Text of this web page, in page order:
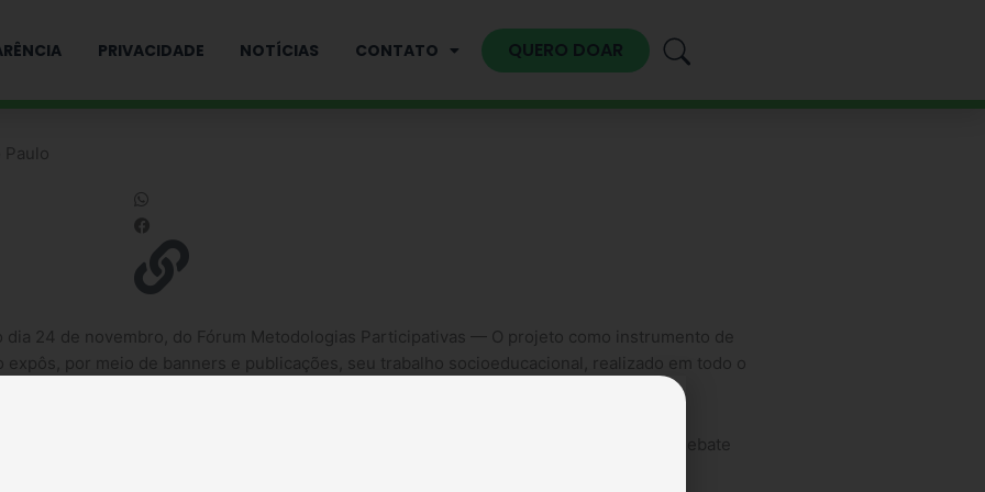
PRIVACIDADE NOTÍCIAS CONTATO QUERO DOAR
Paulo
dia 24 de novembro, do Fórum Metodologias Participativas — O projeto como instrumento de
por meio de banners e publicações, seu trabalho socioeducacional, realizado em todo o
(USP) Leste, na capital paulista, teve como objetivo propiciar o conhecimento e o debate
aprendizagem e a inclusão social nos ambientes educacionais.